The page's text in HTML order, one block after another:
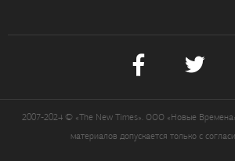
2007-2024 © «The New Times». ООО «Новые
материалов допускается только с